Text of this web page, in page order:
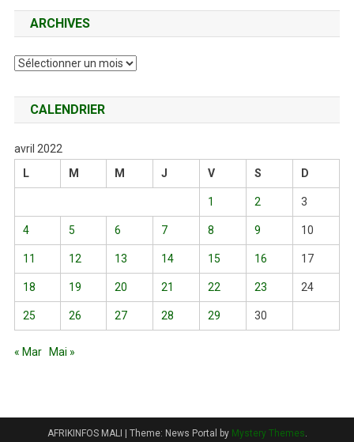
ARCHIVES
Archives
CALENDRIER
avril 2022
L
M M J V S D
1 2 3
4 5 6 7 8 9 10
11 12 13 14 15 16 17
18 19 20 21 22 23 24
25 26 27 28 29 30
« Mar Mai »
AFRIKINFOS MALI Theme: News Portal by Mystery Themes.